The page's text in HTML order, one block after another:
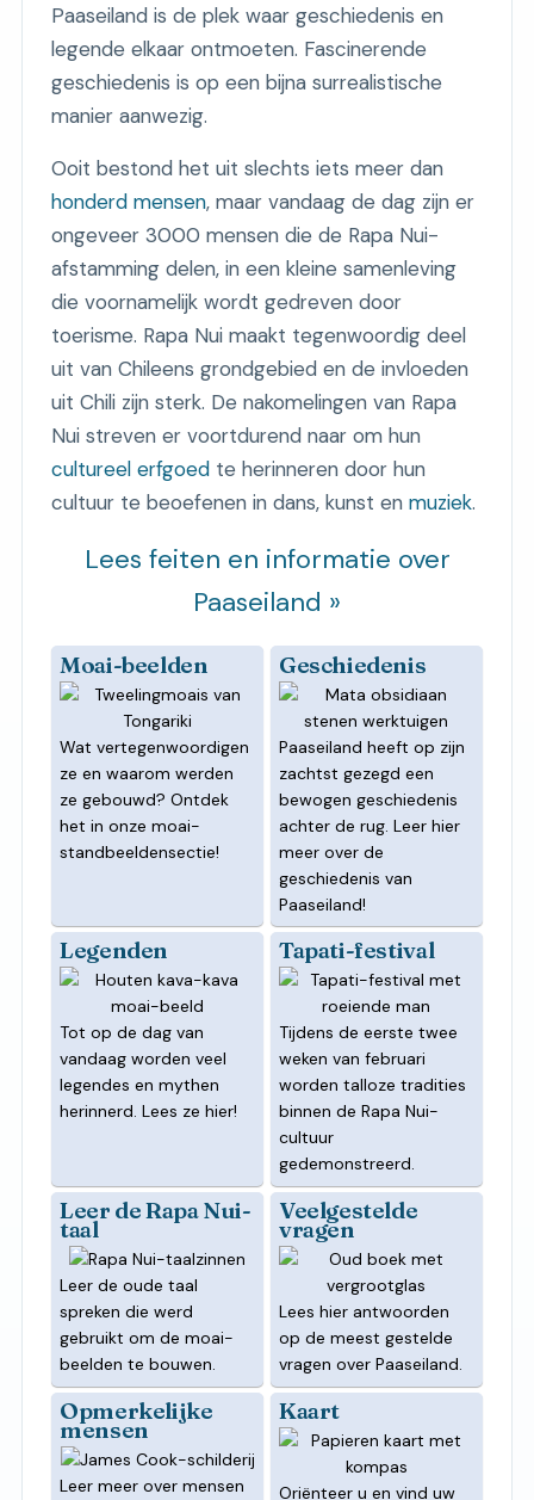
Paaseiland is de plek waar geschiedenis en
legende elkaar ontmoeten. Fascinerende
geschiedenis is op een bijna surrealistische
manier aanwezig.
Ooit bestond het uit slechts iets meer dan
honderd mensen, maar vandaag de dag zijn er
ongeveer 3000 mensen die de Rapa Nui-
afstamming delen, in een kleine samenleving
die voornamelijk wordt gedreven door
toerisme. Rapa Nui maakt tegenwoordig deel
uit van Chileens grondgebied en de invloeden
uit Chili zijn sterk. De nakomelingen van Rapa
Nui streven er voortdurend naar om hun
cultureel erfgoedte herinneren door hun
cultuur te beoefenen in dans, kunst en muziek.
Lees feiten en informatie over
Paaseiland »
Moai-beelden
Wat vertegenwoordigen
ze en waarom werden
ze gebouwd? Ontdek
het in onze moai-
standbeeldensectie!
Geschiedenis
Paaseiland heeft op zijn
zachtst gezegd een
bewogen geschiedenis
achter de rug. Leer hier
meer over de
geschiedenis van
Paaseiland!
Legenden
Tot op de dag van
vandaag worden veel
legendes en mythen
herinnerd. Lees ze hier!
Tapati-festival
Tijdens de eerste twee
weken van februari
worden talloze tradities
binnen de Rapa Nui-
cultuur
gedemonstreerd.
Leer de Rapa Nui-
taal
Leer de oude taal
spreken die werd
gebruikt om de moai-
beelden te bouwen.
Veelgestelde
vragen
Lees hier antwoorden
op de meest gestelde
vragen over Paaseiland.
Opmerkelijke
mensen
Leer meer over mensen
Kaart
Oriënteer u en vind uw